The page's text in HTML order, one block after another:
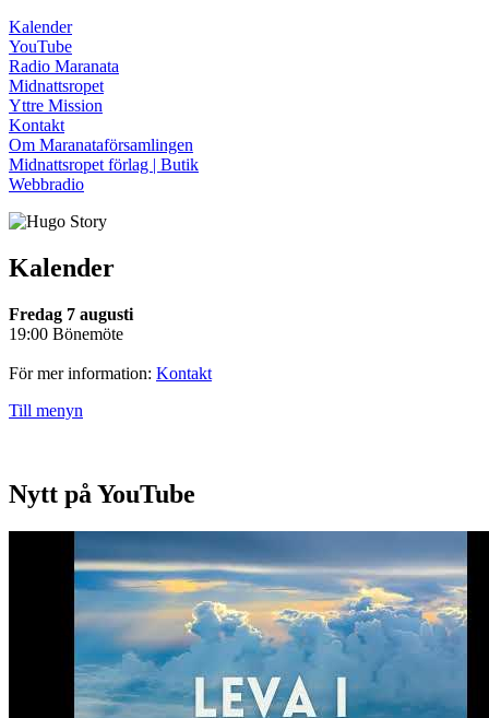
Kalender
YouTube
Radio Maranata
Midnattsropet
Yttre Mission
Kontakt
Om Maranataförsamlingen
Midnattsropet förlag | Butik
Webbradio
Kalender
Fredag 7 augusti
19:00 Bönemöte
För mer information: Kontakt
Till menyn
Nytt på YouTube